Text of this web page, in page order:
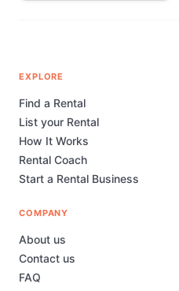
EXPLORE
Find a Rental
List your Rental
How It Works
Rental Coach
Start a Rental Business
COMPANY
About us
Contact us
FAQ